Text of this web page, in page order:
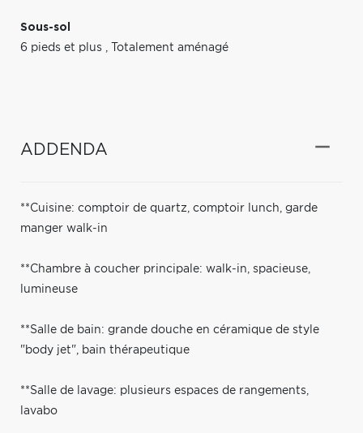
Sous-sol
6 pieds et plus , Totalement aménagé
ADDENDA
**Cuisine: comptoir de quartz, comptoir lunch, garde
manger walk-in
**Chambre à coucher principale: walk-in, spacieuse,
lumineuse
**Salle de bain: grande douche en céramique de style
"body jet", bain thérapeutique
**Salle de lavage: plusieurs espaces de rangements,
lavabo